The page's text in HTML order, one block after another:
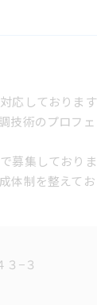
応しております
術のプロフェ
募集しておりま
制を整えて
−３